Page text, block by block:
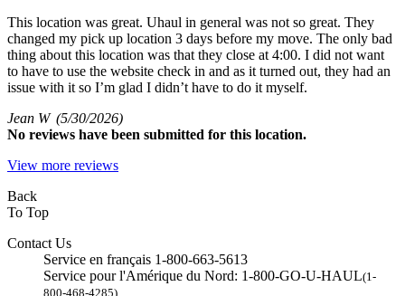
This location was great. Uhaul in general was not so great. They
changed my pick up location 3 days before my move. The only bad
thing about this location was that they close at 4:00. I did not want
to have to use the website check in and as it turned out, they had an
issue with it so I’m glad I didn’t have to do it myself.
Jean W (5/30/2026)
No reviews have been submitted for this location.
View more reviews
Back
To Top
Contact Us
Service en français 1-800-663-5613
Service pour l'Amérique du Nord: 1-800-GO-U-HAUL(1-
800-468-4285)